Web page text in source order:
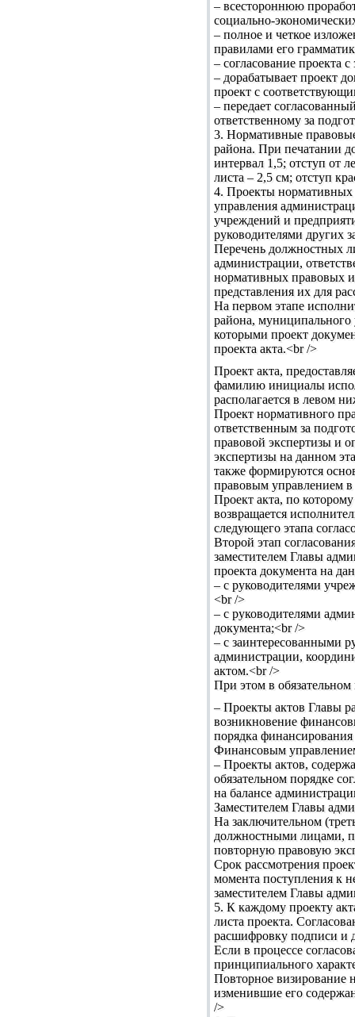
– всестороннюю
социально-
– полное и четкое
правилами его
– согласование проекта
– дорабатывает проект
проект с
– передает
ответственному за
3. Нормативные
района. При печатании
интервал 1,5; отступ от
листа – 2,5 см; отступ
4. Проекты нормативных
управления
учреждений и
руководителями других
Перечень должностных
администрации,
нормативных правовых и
представления их для
На первом этапе
района, муниципального
которыми проект
проекта акта.<br />
Проект акта,
фамилию инициалы
располагается в левом
Проект нормативного
ответственным за
правовой экспертизы и
экспертизы на данном
также формируются
правовым управлением
Проект акта, по
возвращается
следующего этапа
Второй этап
заместителем Главы
проекта документа на
– с руководителями
<br />
– с руководителями
документа;<br />
– c заинтересованными
администрации,
актом.<br />
При этом в обязательном
– Проекты актов Главы
возникновение
порядка
Финансовым
– Проекты актов,
обязательном порядке
на балансе
Заместителем Главы
На заключительном
должностными лицами,
повторную правовую
Срок рассмотрения
момента поступления к
заместителем Главы
5. К каждому проекту
листа проекта.
расшифровку подписи и
Если в процессе
принципиального
Повторное визирование
изменившие его
/>